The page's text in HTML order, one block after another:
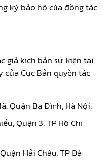
ký bảo hộ của đồng tác
giả kịch bản sự kiện tại
Cục Bản quyền tác
Quận Ba Đình, Hà Nội;
Quận 3, TP Hồ Chí
Hải Châu, TP Đà